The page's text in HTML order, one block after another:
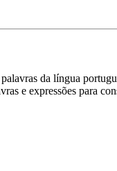
da língua
e expressões para